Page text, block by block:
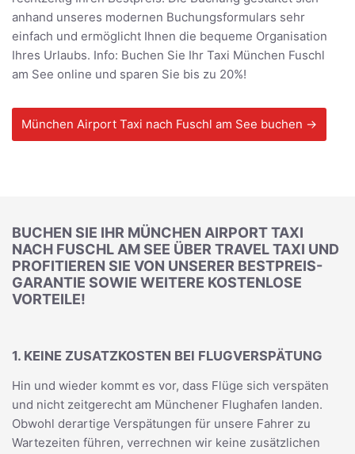
anhand unseres modernen Buchungsformulars sehr
einfach und ermöglicht Ihnen die bequeme Organisation
Ihres Urlaubs. Info: Buchen Sie Ihr Taxi München Fuschl
am See online und sparen Sie bis zu 20%!
München Airport Taxi nach Fuschl am See buchen →
BUCHEN SIE IHR MÜNCHEN AIRPORT TAXI
NACH FUSCHL AM SEE ÜBER TRAVEL TAXI UND
PROFITIEREN SIE VON UNSERER BESTPREIS-
GARANTIE SOWIE WEITERE KOSTENLOSE
VORTEILE!
1. KEINE ZUSATZKOSTEN BEI FLUGVERSPÄTUNG
Hin und wieder kommt es vor, dass Flüge sich verspäten
und nicht zeitgerecht am Münchener Flughafen landen.
Obwohl derartige Verspätungen für unsere Fahrer zu
Wartezeiten führen, verrechnen wir keine zusätzlichen